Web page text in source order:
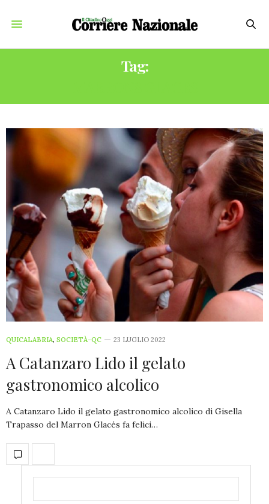
Tag:
QUICALABRIA, SOCIETÀ-QC 23 LUGLIO 2022
A Catanzaro Lido il gelato
gastronomico alcolico
A Catanzaro Lido il gelato gastronomico alcolico di Gisella
Trapasso del Marron Glacés fa felici…